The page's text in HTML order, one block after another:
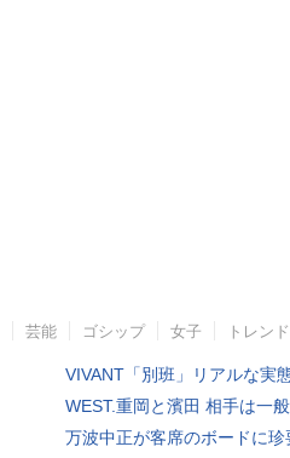
芸能 ゴシップ 女子 トレンド
VIVANT「別班」リアルな実
WEST.重岡と濱田 相手は一
万波中正が客席のボードに珍